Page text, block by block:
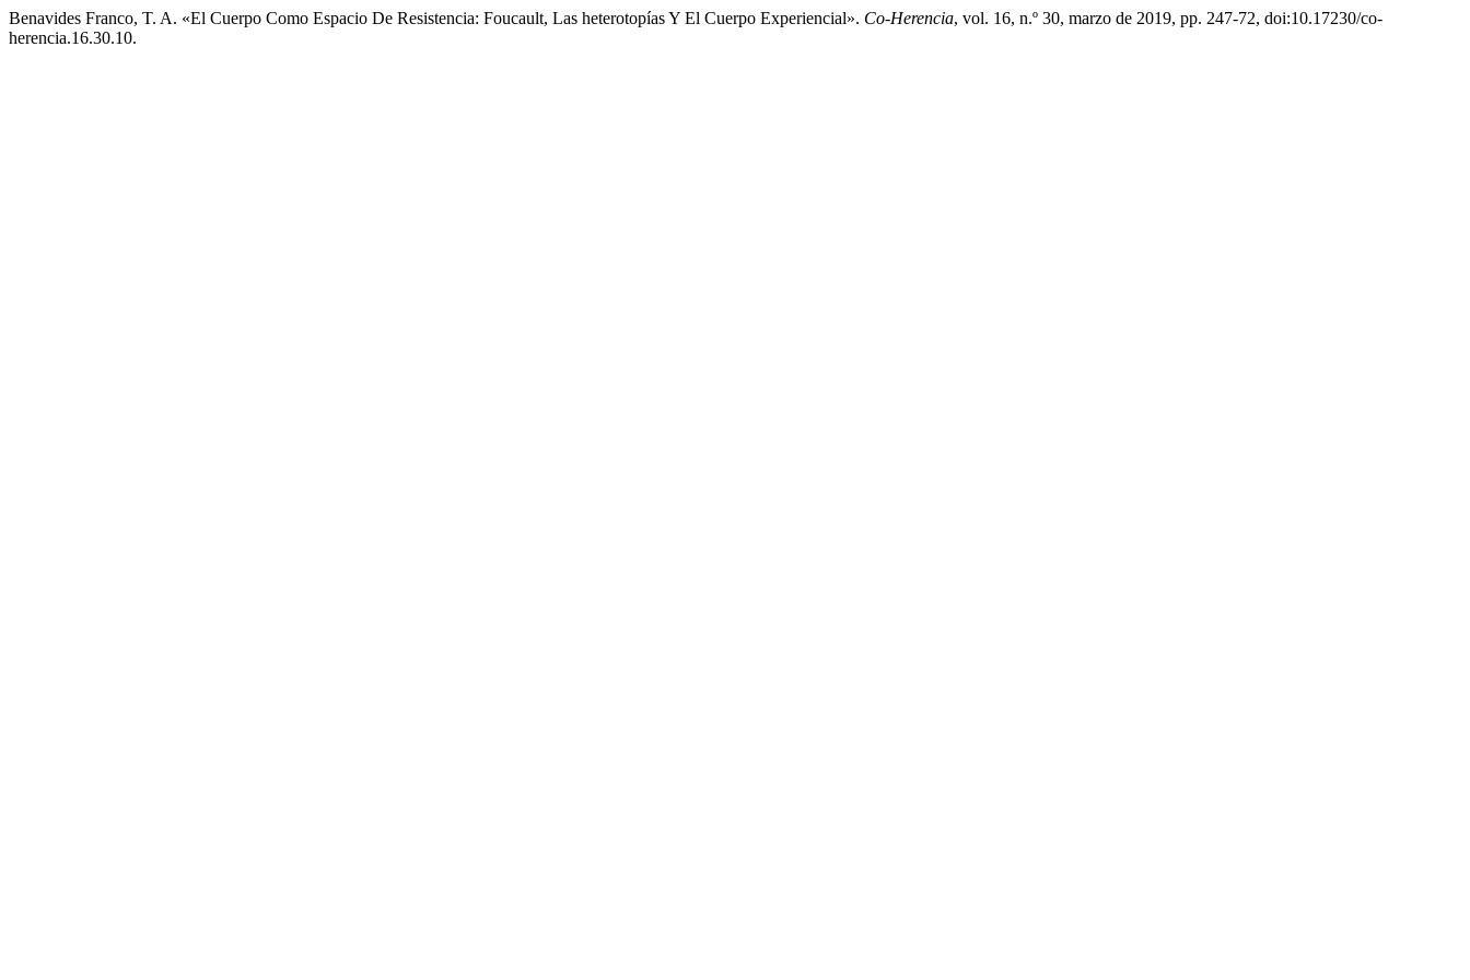
Benavides Franco, T. A. «El Cuerpo Como Espacio De Resistencia: Foucault, Las heterotopías Y El Cuerpo Experiencial». Co-Herencia, vol. 16, n.º 30, marzo de 2019, pp. 247-72, doi:10.17230/co-
herencia.16.30.10.